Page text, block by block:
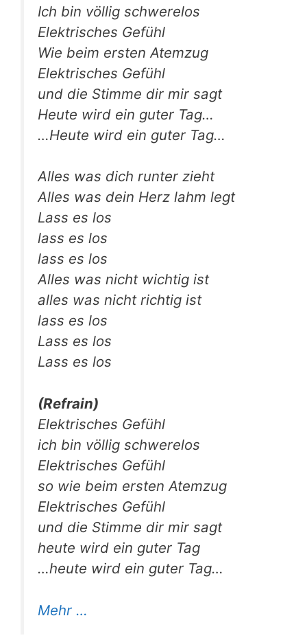
Ich bin völ­lig schwerelos
Elek­tri­sches Gefühl
Wie beim ers­ten Atemzug
Elek­tri­sches Gefühl
und die Stim­me dir mir sagt
Heu­te wird ein guter Tag…
…Heu­te wird ein guter Tag…
Alles was dich run­ter zieht
Alles was dein Herz lahm legt
Lass es los
lass es los
lass es los
Alles was nicht wich­tig ist
alles was nicht rich­tig ist
lass es los
Lass es los
Lass es los
(Refrain)
Elek­tri­sches Gefühl
ich bin völ­lig schwerelos
Elek­tri­sches Gefühl
so wie beim ers­ten Atemzug
Elek­tri­sches Gefühl
und die Stim­me dir mir sagt
heu­te wird ein guter Tag
…heu­te wird ein guter Tag…
Mehr …